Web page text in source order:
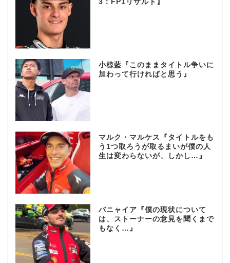
3：FP1リザルト】
小椋藍『このままタイトル争いに
加わって行ければと思う』
マルク・マルケス『タイトルをも
う1つ取ろうが取るまいが僕の人
生は変わらないが、しかし…』
バニャイア『僕の現状について
は、ストーナーの意見を聞くまで
もなく…』